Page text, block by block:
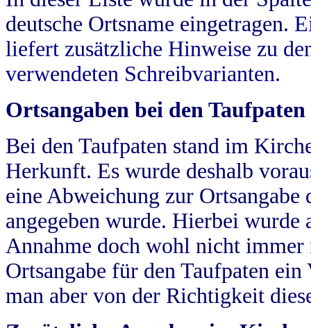
deutsche Ortsname eingetragen.
liefert zusätzliche Hinweise zu
verwendeten Schreibvarianten.
Ortsangaben bei den Taufpaten
Bei den Taufpaten stand im
Herkunft. Es wurde deshalb
eine Abweichung zur
angegeben wurde. Hierbei wurde
Annahme doch wohl nicht
Ortsangabe für den Taufpaten
man aber von der Richtigkeit